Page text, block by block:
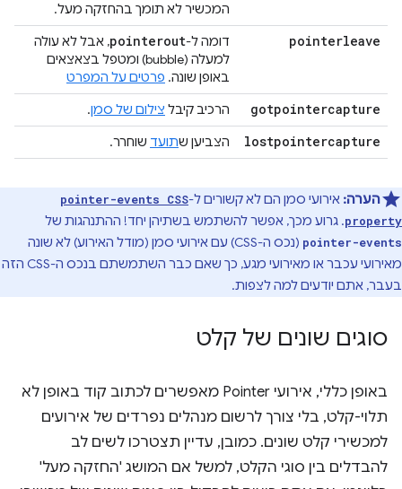
המכשיר לא תומך בהחזקה מעל.
pointerleave דומה ל-pointerout, אבל לא עולה
למעלה (bubble) ומטפל בצאצאים
באופן שונה. פרטים על המפרט
gotpointercapture הרכיב קיבל צילום של סמן.
lostpointercapture הצביען שתועד שוחרר.
הערה: אירועי סמן הם לא קשורים ל-pointer-events CSS
property. גרוע מכך, אפשר להשתמש בשתיהן יחד! ההתנהגות של
pointer-events
(נכס ה-CSS) עם אירועי סמן (מודל האירוע) לא שונה
מאירועי עכבר או מאירועי מגע, כך שאם כבר השתמשתם בנכס ה-CSS הזה
בעבר, אתם יודעים למה לצפות.
סוגים שונים של קלט
באופן כללי, אירועי Pointer מאפשרים לכתוב קוד באופן לא
תלוי-קלט, בלי צורך לרשום מנהלים נפרדים של אירועים
למכשירי קלט שונים. כמובן, עדיין תצטרכו לשים לב
להבדלים בין סוגי הקלט, למשל אם המושג 'החזקה מעל'